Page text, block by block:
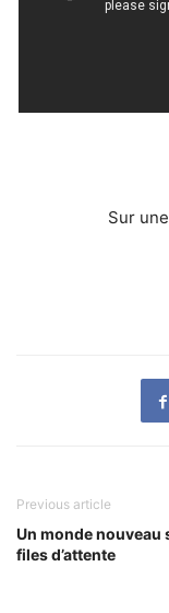
Sur
Previous article
Un monde nouveau
files d’attente